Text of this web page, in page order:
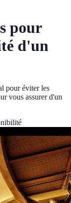
pour
d'un
pour éviter les
vous assurer d'un